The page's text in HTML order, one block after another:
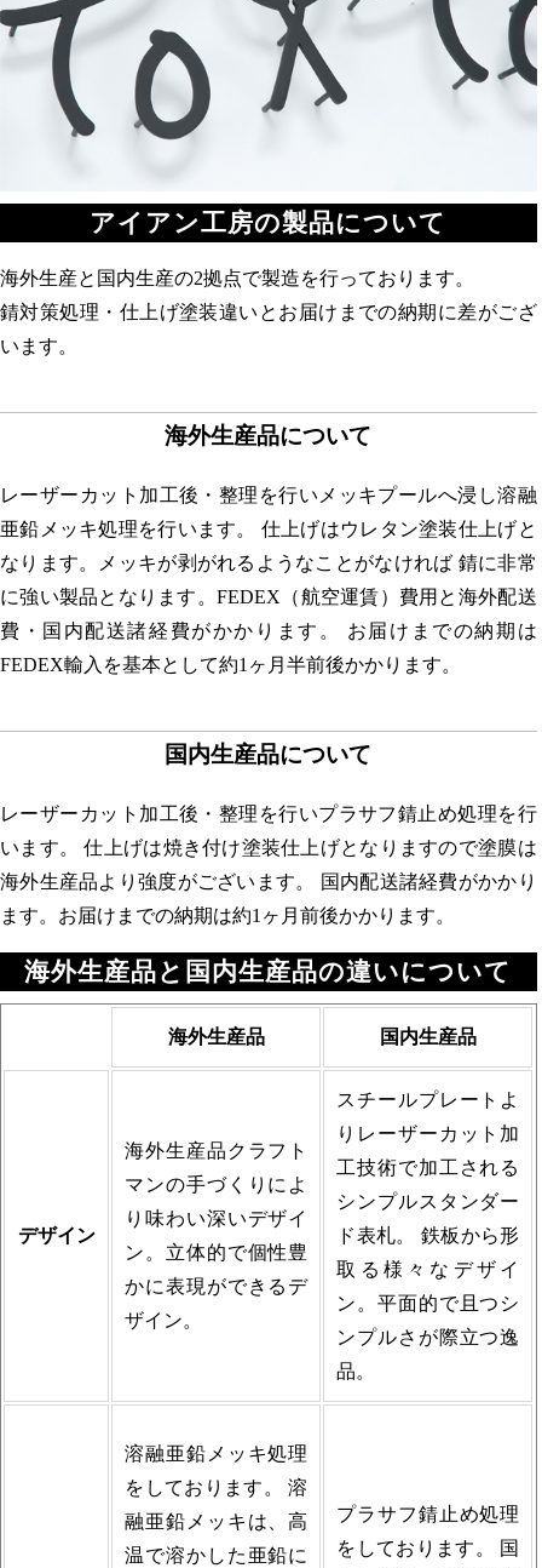
アイアン工房の製品について
海外生産と国内生産の2拠点で製造を行っております。
錆対策処理・仕上げ塗装違いとお届けまでの納期に差がござ
います。
海外生産品について
レーザーカット加工後・整理を行いメッキプールへ浸し溶融
亜鉛メッキ処理を行います。 仕上げはウレタン塗装仕上げと
なります。メッキが剥がれるようなことがなければ 錆に非常
に強い製品となります。FEDEX（航空運賃）費用と海外配送
費・国内配送諸経費がかかります。 お届けまでの納期は
FEDEX輸入を基本として約1ヶ月半前後かかります。
国内生産品について
レーザーカット加工後・整理を行いプラサフ錆止め処理を行
います。 仕上げは焼き付け塗装仕上げとなりますので塗膜は
海外生産品より強度がございます。 国内配送諸経費がかかり
ます。お届けまでの納期は約1ヶ月前後かかります。
海外生産品と国内生産品の違いについて
海外生産品 国内生産品
デザイン
海外生産品クラフト
マンの手づくりによ
り味わい深いデザイ
ン。立体的で個性豊
かに表現ができるデ
ザイン。
スチールプレートよ
りレーザーカット加
工技術で加工される
シンプルスタンダー
ド表札。 鉄板から形
取る様々なデザイ
ン。平面的で且つシ
ンプルさが際立つ逸
品。
溶融亜鉛メッキ処理
をしております。 溶
融亜鉛メッキは、高
温で溶かした亜鉛に
プラサフ錆止め処理
をしております。 国